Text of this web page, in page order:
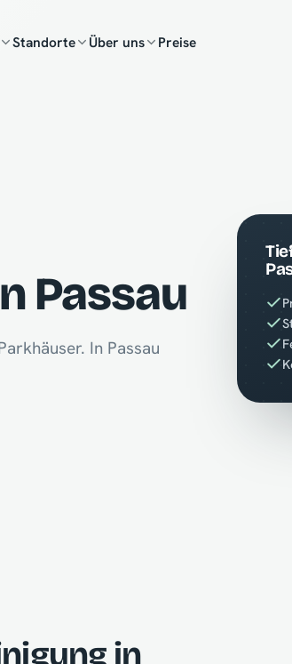
Standorte Über uns Preise
Passau
In Passau
in